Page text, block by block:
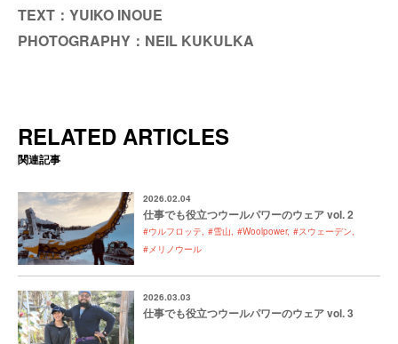
TEXT：YUIKO INOUE
PHOTOGRAPHY：NEIL KUKULKA
RELATED ARTICLES
関連記事
2026.02.04
仕事でも役立つウールパワーのウェア vol. 2
#ウルフロッテ #雪山 #Woolpower #スウェーデン
#メリノウール
2026.03.03
仕事でも役立つウールパワーのウェア vol. 3